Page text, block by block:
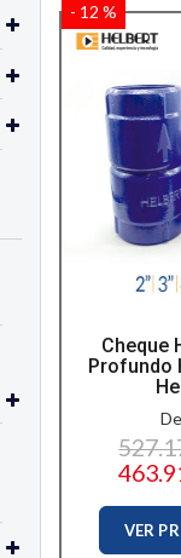
Cheque
Profundo
- 12 %
VER